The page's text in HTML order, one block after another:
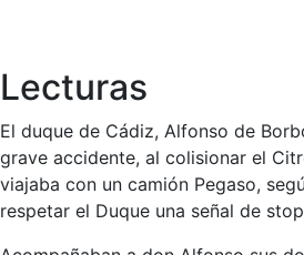
Lecturas
El duque de Cádiz, Alfonso de
grave accidente, al colisionar el
viajaba con un camión Pegaso,
respetar el Duque una señal de